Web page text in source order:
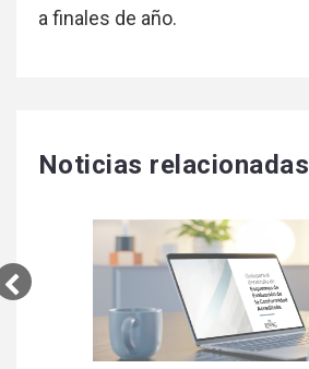
a finales de año.
Noticias relacionadas